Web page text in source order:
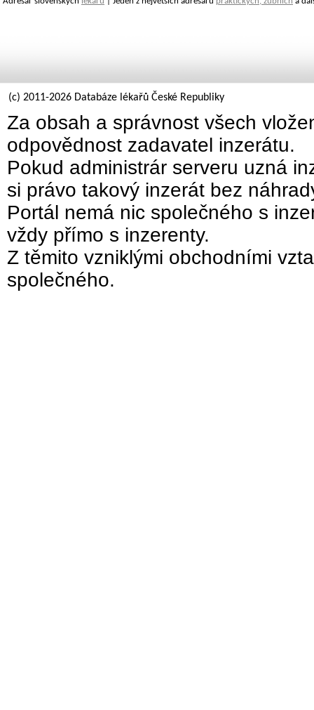
(c) 2011-2026 Databáze lékařů České Republiky
Za obsah a správnost všech
odpovědnost zadavatel inzerátu.
Pokud administrár serveru uzná
si právo takový inzerát bez
Portál nemá nic společného s
vždy přímo s inzerenty.
Z těmito vzniklými obchodními
společného.